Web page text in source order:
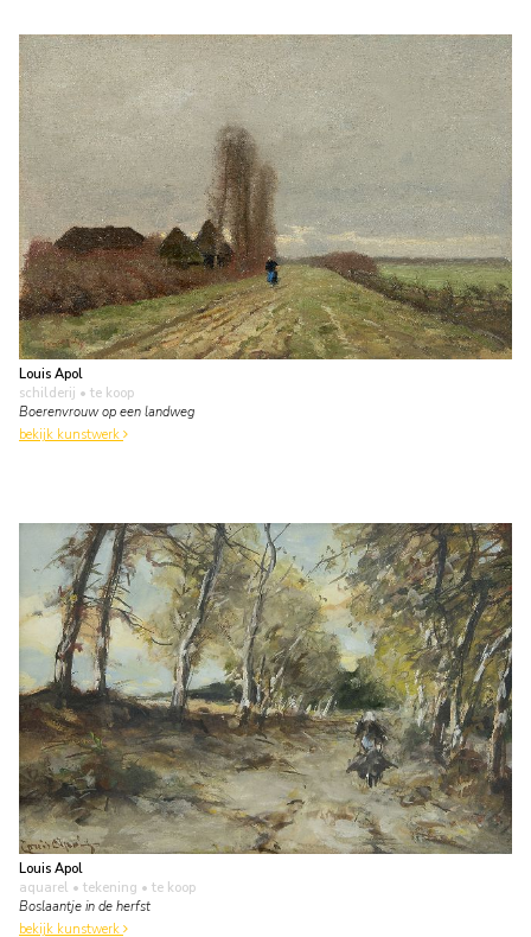
Louis Apol
schilderij • te koop
Boerenvrouw op een landweg
bekijk kunstwerk
Louis Apol
aquarel • tekening • te koop
Boslaantje in de herfst
bekijk kunstwerk